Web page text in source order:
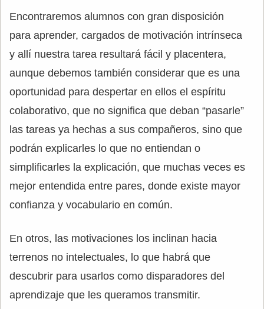
Encontraremos alumnos con gran disposición
para aprender, cargados de motivación intrínseca
y allí nuestra tarea resultará fácil y placentera,
aunque debemos también considerar que es una
oportunidad para despertar en ellos el espíritu
colaborativo, que no significa que deban “pasarle”
las tareas ya hechas a sus compañeros, sino que
podrán explicarles lo que no entiendan o
simplificarles la explicación, que muchas veces es
mejor entendida entre pares, donde existe mayor
confianza y vocabulario en común.
En otros, las motivaciones los inclinan hacia
terrenos no intelectuales, lo que habrá que
descubrir para usarlos como disparadores del
aprendizaje que les queramos transmitir.